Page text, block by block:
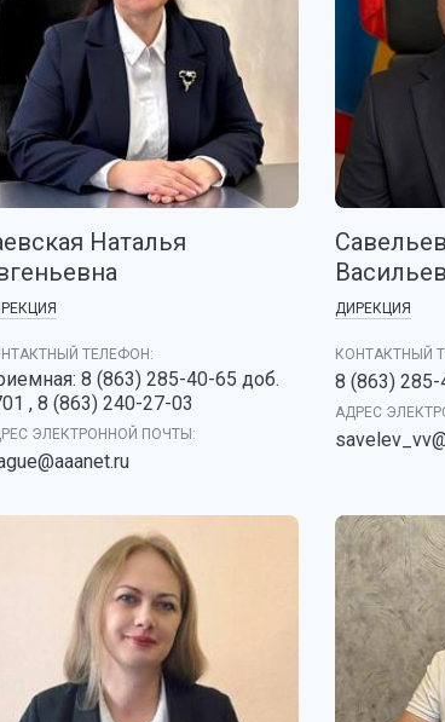
Наталья
ТЕЛЕФОН:
8 (863) 285-40-65 доб.
, 8 (863) 240-27-03
ЭЛЕКТРОННОЙ ПОЧТЫ:
ДИРЕКЦИЯ
КОНТАКТНЫЙ
8 (863)
АДРЕС